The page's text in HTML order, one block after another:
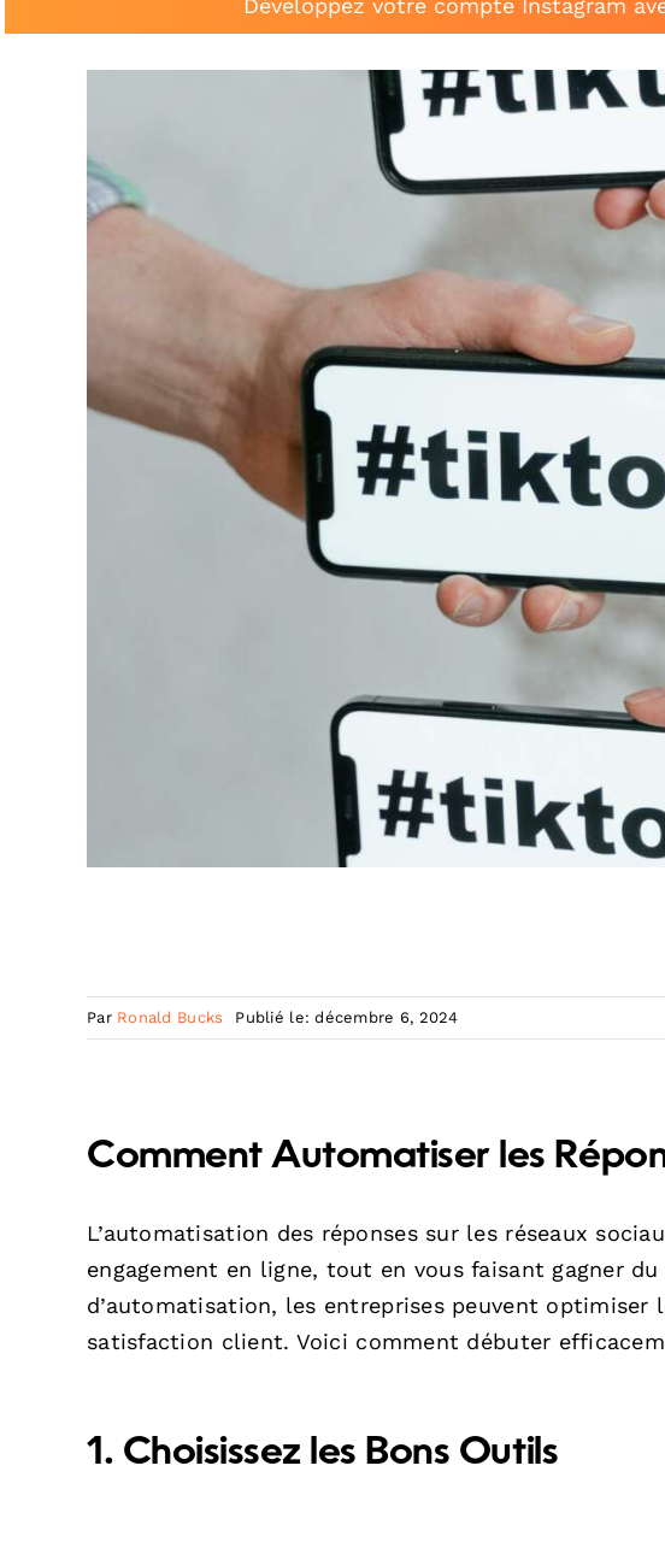
Développez votre compte Instagram
Par Ronald Bucks Publié le: décembre 6, 2024
Comment Automatiser les
L’automatisation des réponses sur les réseaux
engagement en ligne, tout en vous faisant gagner
d’automatisation, les entreprises peuvent
satisfaction client. Voici comment débuter
1. Choisissez les Bons Outils